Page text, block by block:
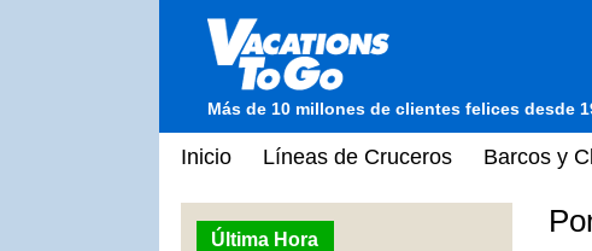
Más de 10 millones de clientes felices desde
Inicio Líneas de Cruceros Barcos y
Última Hora